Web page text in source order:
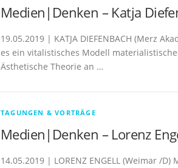
Medien|Denken – Katja
19.05.2019 | KATJA DIEFENBACH (Merz
es ein vitalistisches Modell
Ästhetische Theorie an …
TAGUNGEN & VORTRÄGE
Medien|Denken – Lorenz
14.05.2019 | LORENZ ENGELL (Weimar /